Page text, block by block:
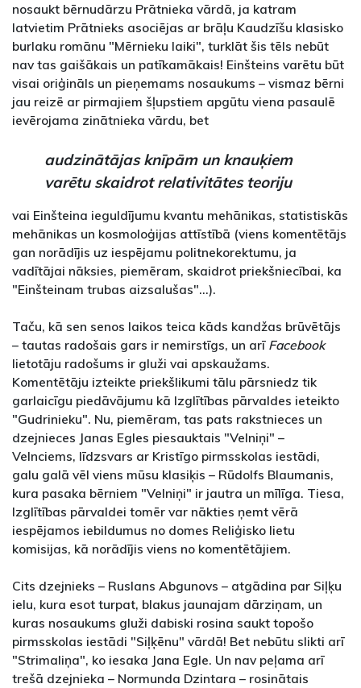
nosaukt bērnudārzu Prātnieka vārdā, ja katram
latvietim Prātnieks asociējas ar brāļu Kaudzīšu klasisko
burlaku romānu "Mērnieku laiki", turklāt šis tēls nebūt
nav tas gaišākais un patīkamākais! Einšteins varētu būt
visai oriģināls un pieņemams nosaukums – vismaz bērni
jau reizē ar pirmajiem šļupstiem apgūtu viena pasaulē
ievērojama zinātnieka vārdu, bet
audzinātājas knīpām un knauķiem
varētu skaidrot relativitātes teoriju
vai Einšteina ieguldījumu kvantu mehānikas, statistiskās
mehānikas un kosmoloģijas attīstībā (viens komentētājs
gan norādījis uz iespējamu politnekorektumu, ja
vadītājai nāksies, piemēram, skaidrot priekšniecībai, ka
"Einšteinam trubas aizsalušas"...).
Taču, kā sen senos laikos teica kāds kandžas brūvētājs
– tautas radošais gars ir nemirstīgs, un arī Facebook
lietotāju radošums ir gluži vai apskaužams.
Komentētāju izteikte priekšlikumi tālu pārsniedz tik
garlaicīgu piedāvājumu kā Izglītības pārvaldes ieteikto
"Gudrinieku". Nu, piemēram, tas pats rakstnieces un
dzejnieces Janas Egles piesauktais "Velniņi" –
Velnciems, līdzsvars ar Kristīgo pirmsskolas iestādi,
galu galā vēl viens mūsu klasiķis – Rūdolfs Blaumanis,
kura pasaka bērniem "Velniņi" ir jautra un mīlīga. Tiesa,
Izglītības pārvaldei tomēr var nākties ņemt vērā
iespējamos iebildumus no domes Reliģisko lietu
komisijas, kā norādījis viens no komentētājiem.
Cits dzejnieks – Ruslans Abgunovs – atgādina par Siļķu
ielu, kura esot turpat, blakus jaunajam dārziņam, un
kuras nosaukums gluži dabiski rosina saukt topošo
pirmsskolas iestādi "Siļķēnu" vārdā! Bet nebūtu slikti arī
"Strimaliņa", ko iesaka Jana Egle. Un nav peļama arī
trešā dzejnieka – Normunda Dzintara – rosinātais